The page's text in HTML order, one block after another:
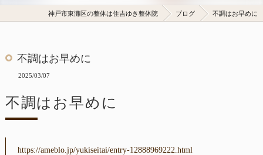
神戸市東灘区の整体は住吉ゆき整体院 ブログ 不調はお早めに
不調はお早めに
2025/03/07
不調はお早めに
https://ameblo.jp/yukiseitai/entry-12888969222.html